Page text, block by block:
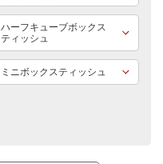
ハーフキューブボックス
ティッシュ
ミニボックスティッシュ